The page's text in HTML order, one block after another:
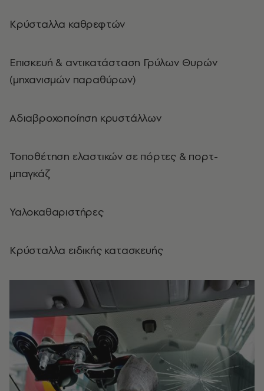
Κρύσταλλα καθρεφτών
Επισκευή & αντικατάσταση Γρύλων Θυρών
(μηχανισμών παραθύρων)
Αδιαβροχοποίηση κρυστάλλων
Τοποθέτηση ελαστικών σε πόρτες & πορτ-
μπαγκάζ
Υαλοκαθαριστήρες
Κρύσταλλα ειδικής κατασκευής